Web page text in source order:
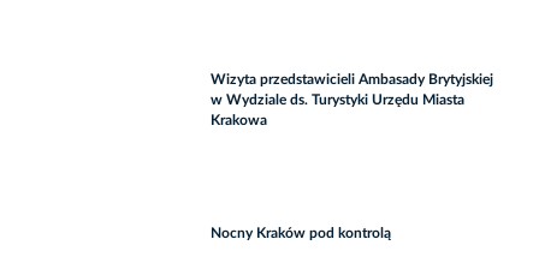
Wizyta przedstawicieli Ambasady Brytyjskiej
w Wydziale ds. Turystyki Urzędu Miasta
Krakowa
Nocny Kraków pod kontrolą